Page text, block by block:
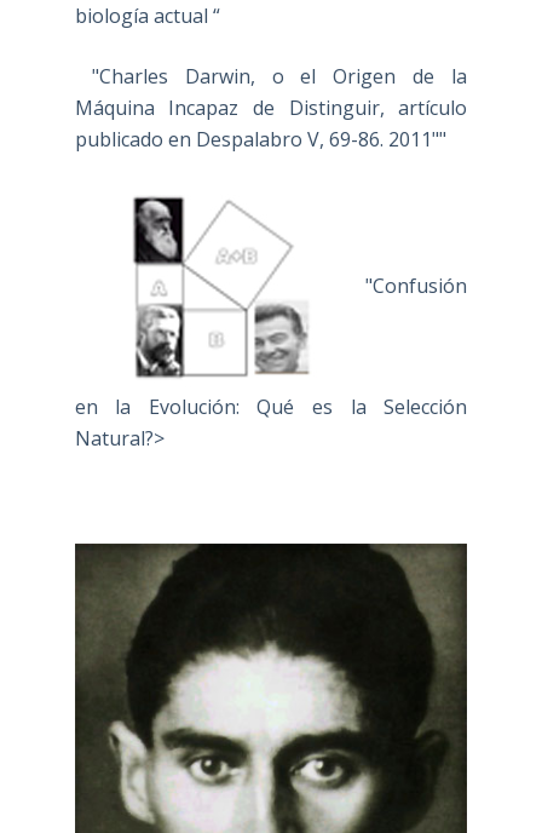
biología actual “
"Charles Darwin, o el Origen de la
Máquina Incapaz de Distinguir, artículo
publicado en Despalabro V, 69-86. 2011""
"Confusión
en la Evolución: Qué es la Selección
Natural?>